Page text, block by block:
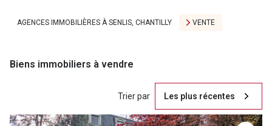
AGENCES IMMOBILIÈRES À SENLIS, CHANTILLY VENTE
Biens immobiliers à vendre
Trier par Les plus récentes